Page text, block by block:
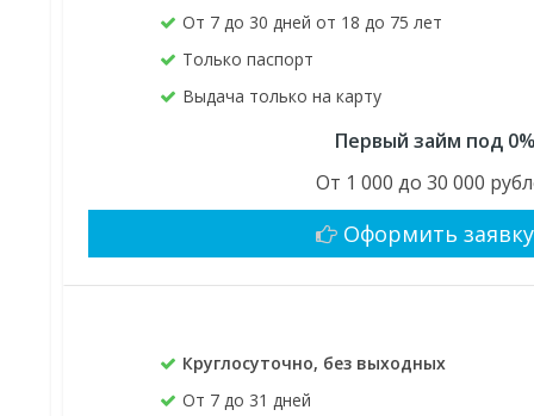
От 7 до 30 дней от 18 до 75 лет
Только паспорт
Выдача только на карту
Первый займ под
От 1 000 до 30 000
Оформить заявку
Круглосуточно, без выходных
От 7 до 31 дней